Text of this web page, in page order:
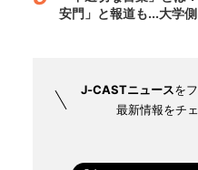
安門」と報道も...大学
J-CASTニュースを
最新情報をチ